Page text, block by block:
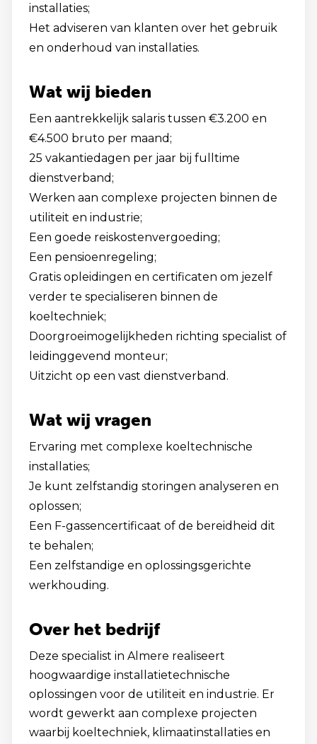
installaties;
Het adviseren van klanten over het gebruik
en onderhoud van installaties.
Wat wij bieden
Een aantrekkelijk salaris tussen €3.200 en
€4.500 bruto per maand;
25 vakantiedagen per jaar bij fulltime
dienstverband;
Werken aan complexe projecten binnen de
utiliteit en industrie;
Een goede reiskostenvergoeding;
Een pensioenregeling;
Gratis opleidingen en certificaten om jezelf
verder te specialiseren binnen de
koeltechniek;
Doorgroeimogelijkheden richting specialist of
leidinggevend monteur;
Uitzicht op een vast dienstverband.
Wat wij vragen
Ervaring met complexe koeltechnische
installaties;
Je kunt zelfstandig storingen analyseren en
oplossen;
Een F-gassencertificaat of de bereidheid dit
te behalen;
Een zelfstandige en oplossingsgerichte
werkhouding.
Over het bedrijf
Deze specialist in Almere realiseert
hoogwaardige installatietechnische
oplossingen voor de utiliteit en industrie. Er
wordt gewerkt aan complexe projecten
waarbij koeltechniek, klimaatinstallaties en